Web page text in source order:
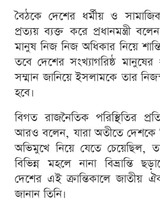
বৈঠকে দেশের ধর্মীয় ও
প্রত্যয় ব্যক্ত করে প্রধানমন্ত্রী
মানুষ নিজ নিজ অধিকার নিয়ে
তবে দেশের সংখ্যাগরিষ্ঠ
সম্মান জানিয়ে ইসলামকে তার
হবে।
বিগত রাজনৈতিক পরিস্থিতির
আরও বলেন, যারা অতীতে দেশকে
অভিমুখে নিয়ে যেতে চেয়েছিল,
বিভিন্ন মহলে নানা বিভ্রান্তি
দেশের এই ক্রান্তিকালে জাতীয়
জানান তিনি।